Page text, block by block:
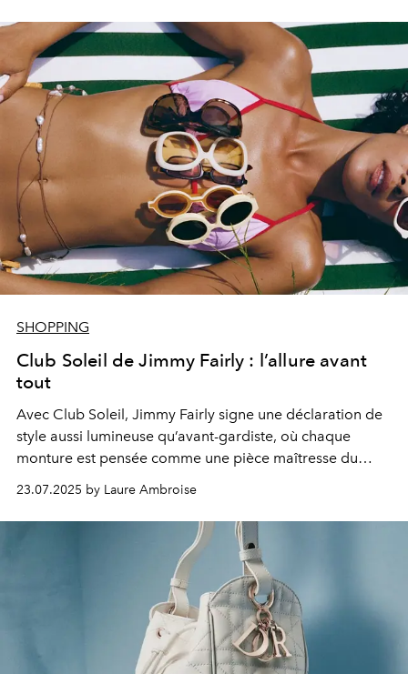
SHOPPING
Club Soleil de Jimmy Fairly : l’allure avant
tout
Avec Club Soleil, Jimmy Fairly signe une déclaration de
style aussi lumineuse qu’avant-gardiste, où chaque
monture est pensée comme une pièce maîtresse du
vestiaire estival.
23.07.2025 by Laure Ambroise